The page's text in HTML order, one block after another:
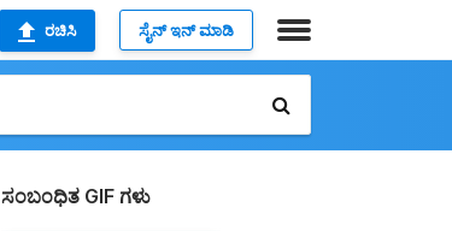
ರಚಿಸಿ ಸೈನ್ ಇನ್ ಮಾಡಿ
ಸಂಬಂಧಿತ GIF ಗಳು